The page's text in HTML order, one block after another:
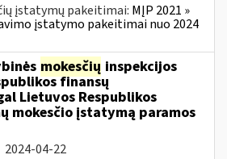
įstatymų pakeitimai: MĮP 2021 »
įstatymo pakeitimai nuo 2024
mokesčių inspekcijos
finansų
Lietuvos Respublikos
mokesčio įstatymą paramos
2024-04-22